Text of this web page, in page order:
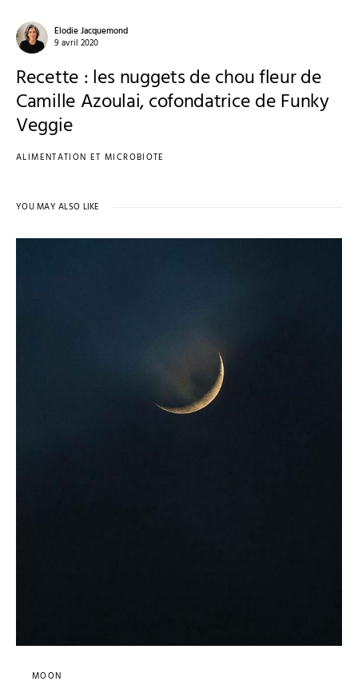
Elodie Jacquemond
9 avril 2020
Recette : les nuggets de chou fleur de
Camille Azoulai, cofondatrice de Funky
Veggie
ALIMENTATION ET MICROBIOTE
YOU MAY ALSO LIKE
MOON